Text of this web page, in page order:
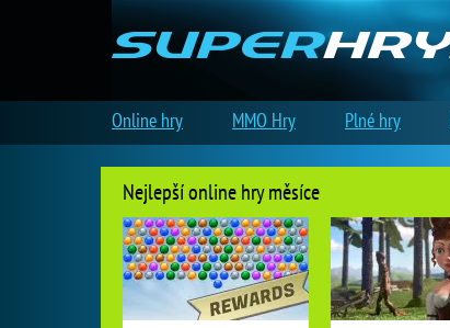
Nejlepší online hry měsíce
Online hry MMO Hry Plné hry